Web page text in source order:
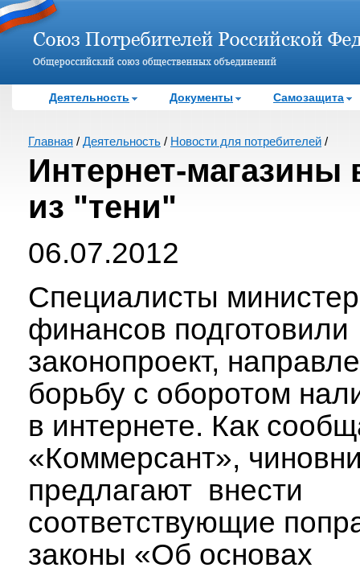
Деятельность Документы Самозащита
Главная / Деятельность / Новости для потребителей /
Интернет-магазины
из "тени"
06.07.2012
Специалисты
финансов подготовили
законопроект,
борьбу с оборотом
в интернете. Как
«Коммерсант»,
предлагают внести
соответствующие
законы «Об основах